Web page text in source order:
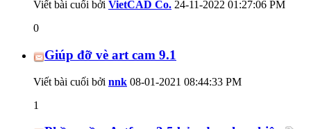
Viết bài cuối bởi VietCAD Co. 24-11-2022 01:27:06 PM
0
Giúp đỡ vè art cam 9.1
Viết bài cuối bởi nnk 08-01-2021 08:44:33 PM
1